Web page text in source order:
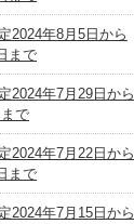
2024年8月5日から
まで
2024年7月29日から
で
2024年7月22日から
まで
2024年7月15日から